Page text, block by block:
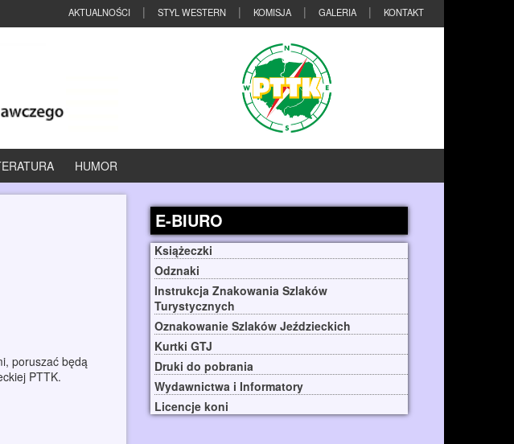
AKTUALNOŚCI STYL WESTERN KOMISJA GALERIA KONTAKT
HUMOR
poruszać będą
PTTK.
E-BIURO
Książeczki
Odznaki
Instrukcja Znakowania Szlaków
Turystycznych
Oznakowanie Szlaków Jeździeckich
Kurtki GTJ
Druki do pobrania
Wydawnictwa i Informatory
Licencje koni